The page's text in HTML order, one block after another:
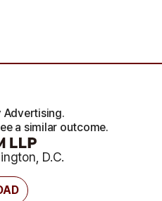
D.C.
Advertising.
a similar outcome.